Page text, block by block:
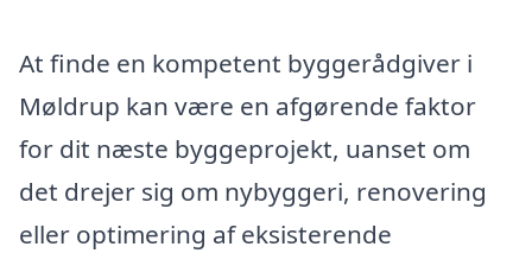
At finde en kompetent byggerådgiver i
Møldrup kan være en afgørende faktor
for dit næste byggeprojekt, uanset om
det drejer sig om nybyggeri, renovering
eller optimering af eksisterende